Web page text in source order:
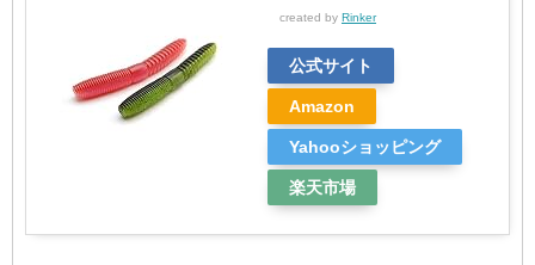
created by Rinker
公式サイト
Amazon
Yahooショッピング
楽天市場